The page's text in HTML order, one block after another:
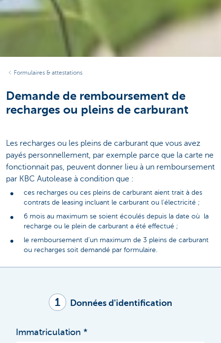
Formulaires & attestations
Demande de remboursement de
recharges ou pleins de carburant
Les recharges ou les pleins de carburant que vous avez
payés personnellement, par exemple parce que la carte ne
fonctionnait pas, peuvent donner lieu à un remboursement
par KBC Autolease à condition que :
ces recharges ou ces pleins de carburant aient trait à des
contrats de leasing incluant le carburant ou l'électricité ;
6 mois au maximum se soient écoulés depuis la date où la
recharge ou le plein de carburant a été effectué ;
le remboursement d'un maximum de 3 pleins de carburant
ou recharges soit demandé par formulaire.
1 Données d'identification
Immatriculation